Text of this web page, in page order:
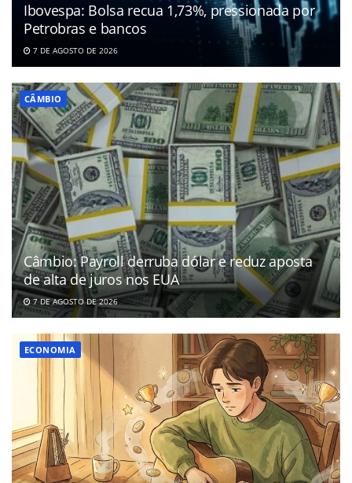
Ibovespa: Bolsa recua 1,73%, pressionada por
Petrobras e bancos
7 DE AGOSTO DE 2026
CÂMBIO
Câmbio: Payroll derruba dólar e reduz aposta
de alta de juros nos EUA
7 DE AGOSTO DE 2026
ECONOMIA